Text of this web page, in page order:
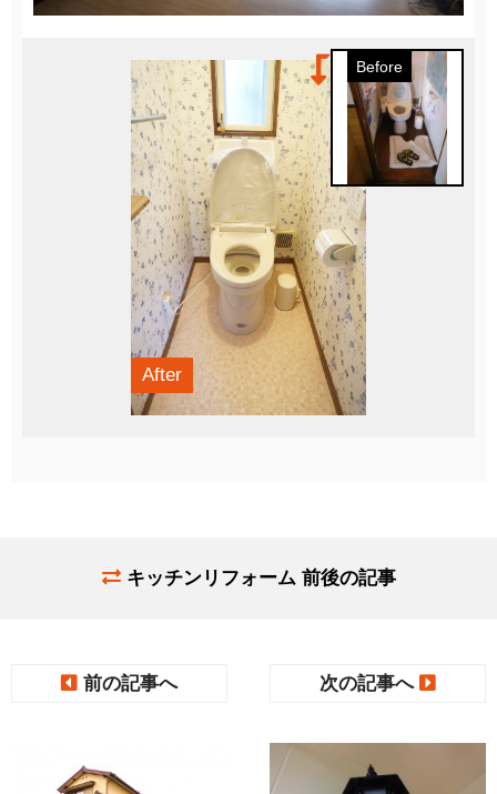
Before
After
キッチンリフォーム 前後の記事
前の記事へ 次の記事へ